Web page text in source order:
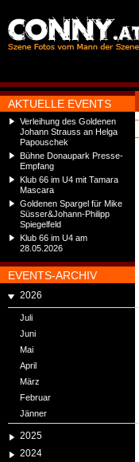
AKTUELLE EVENTS
Verleihung des Goldenen
Johann Strauss an Helga
Papouschek
Bühne Donaupark Presse-
Empfang
Klub 66 im U4 mit Tamara
Mascara
Goldenen Spargel für Mike
Süsser&Johann-Philipp
Spiegelfeld
Klub 66 im U4 am
28.05.2026
EVENTS-ARCHIV
2026
Juli
Juni
Mai
April
März
Februar
Jänner
2025
2024